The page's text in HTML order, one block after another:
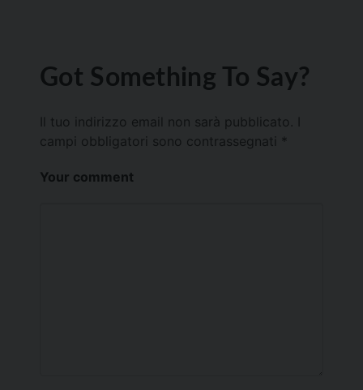
Got Something To Say?
Il tuo indirizzo email non sarà pubblicato.
campi obbligatori sono contrassegnati *
Your comment